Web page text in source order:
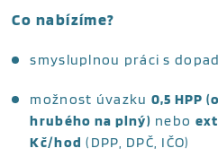
Co nabízíme?
smysluplnou práci s
možnost úvazku 0,5 HPP
hrubého na plný) nebo
Kč/hod (DPP, DPČ, IČO)